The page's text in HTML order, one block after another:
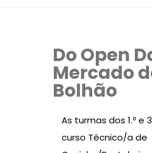
Do Open
Mercado
Bolhão
As turmas dos 1.º e
curso Técnico/a de